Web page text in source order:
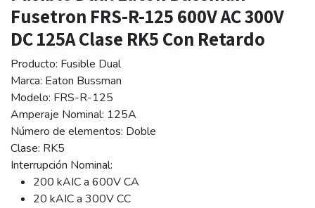
Fusetron FRS-R-125 600V AC 300V
DC 125A Clase RK5 Con Retardo
Producto: Fusible Dual
Marca: Eaton Bussman
Modelo: FRS-R-125
Amperaje Nominal: 125A
Número de elementos: Doble
Clase: RK5
Interrupción Nominal:
200 kAIC a 600V CA
20 kAIC a 300V CC